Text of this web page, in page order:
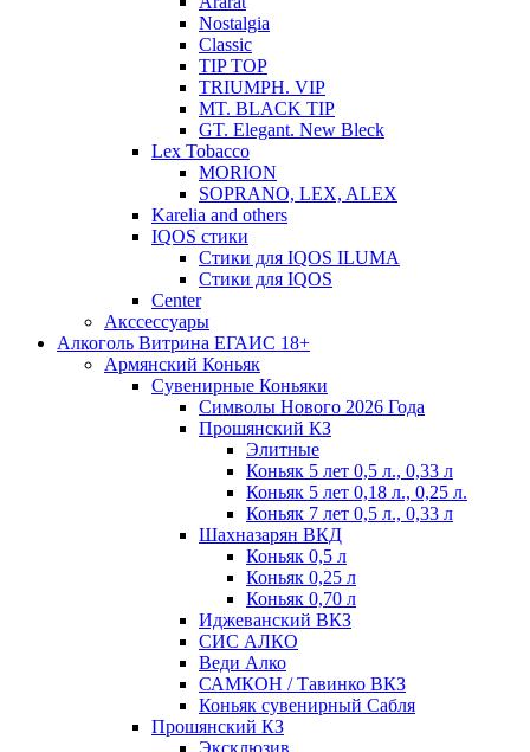
Nostalgia
Classic
TIP TOP
TRIUMPH. VIP
MT. BLACK TIP
GT. Elegant. New Bleck
Lex Tobacco
MORION
SOPRANO, LEX, ALEX
Karelia and others
IQOS стики
Стики для IQOS ILUMA
Стики для IQOS
Сenter
Акссессуары
Алкоголь Витрина ЕГАИС 18+
Армянский Коньяк
Сувенирные Коньяки
Символы Нового 2026 Года
Прошянский КЗ
Элитные
Коньяк 5 лет 0,5 л., 0,33 л
Коньяк 5 лет 0,18 л., 0,25 л.
Коньяк 7 лет 0,5 л., 0,33 л
Шахназарян ВКД
Коньяк 0,5 л
Коньяк 0,25 л
Коньяк 0,70 л
Иджеванский ВКЗ
СИС АЛКО
Веди Алко
САМКОН / Тавинко ВКЗ
Коньяк сувенирный Сабля
Прошянский КЗ
Эксклюзив